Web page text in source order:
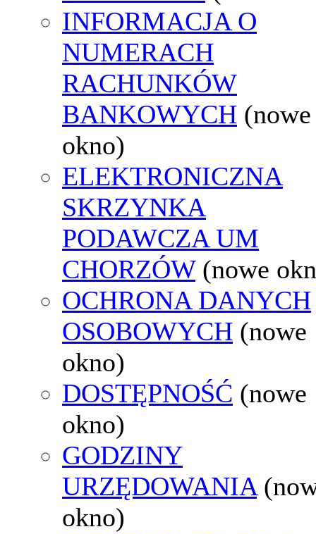
INFORMACJA O
NUMERACH
RACHUNKÓW
BANKOWYCH (nowe
okno)
ELEKTRONICZNA
SKRZYNKA
PODAWCZA UM
CHORZÓW (nowe
OCHRONA DANYCH
OSOBOWYCH (nowe
okno)
DOSTĘPNOŚĆ (nowe
okno)
GODZINY
URZĘDOWANIA
okno)